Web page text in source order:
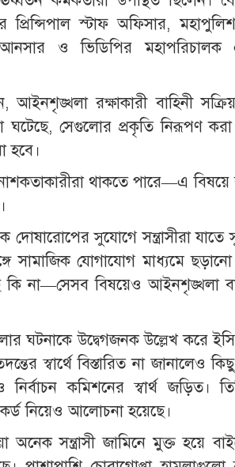
প্রিন্সিপাল স্টাফ অফিসার,
আনসার ও ভিডিপির মহাপরিচালক
আইনশৃঙ্খলা রক্ষাকারী বাহিনী
ঘটেছে, সেগুলোর প্রকৃতি নিরূপণ
হবে।
থাকতে পারে—এ
সুযোগে সন্ত্রাসীরা যাতে
যোগাযোগ মাধ্যমে ছড়ানো
কি না—সেসব বিষয়েও আইনশৃঙ্খলা
ঘটনাকে উদ্বেগজনক উল্লেখ করে ইসি
স্বার্থে বিস্তারিত না জানালেও
কমিশনের স্বার্থ জড়িত।
নিয়েও আলোচনা হয়েছে।
অনেক সন্ত্রাসী জামিনে মুক্ত হয়ে